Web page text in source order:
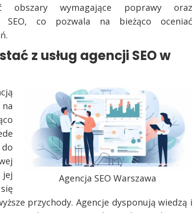
obszary wymagające poprawy oraz
SEO, co pozwala na bieżąco oceniać
z usług agencji SEO w
Agencja SEO Warszawa
przychody. Agencje dysponują wiedzą i